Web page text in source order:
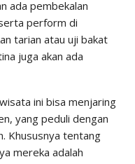
ada pembekalan
perform di
tarian atau uji bakat
juga akan ada
ini bisa menjaring
yang peduli dengan
Khususnya tentang
mereka adalah